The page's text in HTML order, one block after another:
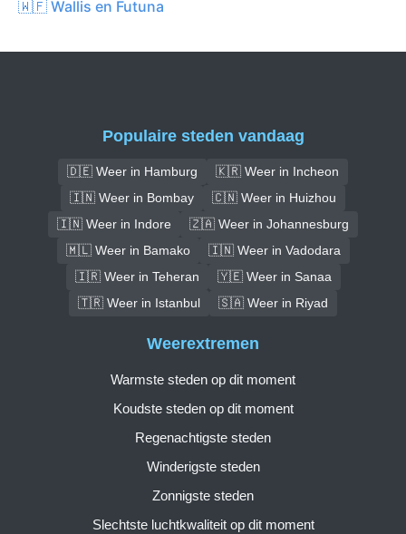
🇼🇫 Wallis en Futuna
Populaire steden vandaag
🇩🇪 Weer in Hamburg
🇰🇷 Weer in Incheon
🇮🇳 Weer in Bombay
🇨🇳 Weer in Huizhou
🇮🇳 Weer in Indore
🇿🇦 Weer in Johannesburg
🇲🇱 Weer in Bamako
🇮🇳 Weer in Vadodara
🇮🇷 Weer in Teheran
🇾🇪 Weer in Sanaa
🇹🇷 Weer in Istanbul
🇸🇦 Weer in Riyad
Weerextremen
Warmste steden op dit moment
Koudste steden op dit moment
Regenachtigste steden
Winderigste steden
Zonnigste steden
Slechtste luchtkwaliteit op dit moment